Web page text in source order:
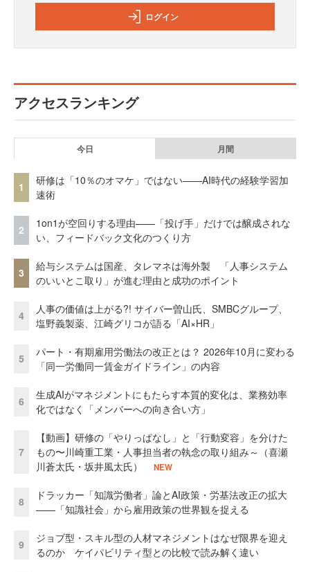
ログイン
アクセスランキング
今日 月間
1
研修は「10％のオマケ」ではない——AI時代の経験学習加
速術
2
1on1が空回りする理由——「投げ手」だけでは醸成されな
い、フィードバック文化のつくり方
3
給与システムは国産、タレマネは海外製 「人事システム
のいいとこ取り」が進む理由と成功のポイント
4
人事の価値は上がる?! サイバー曽山氏、SMBCグループ、
塩野義製薬、江崎グリコが語る「AI×HR」
5
パート・有期雇用労働法の改正とは？ 2026年10月に変わる
「同一労働同一賃金ガイドライン」の内容
6
生成AIがマネジメントにもたらす本質的変化は、業務効率
化ではなく「メンバーへの向き合い方」
7
【動画】研修の「やりっぱなし」と「行動変容」を分けた
もの〜川崎重工業・人事担当者の執念の取り組み～（喜瀬
川蒼太氏・坂井風太氏）
NEW
8
ドラッカー「知識労働者」論とAI政策・労基法改正の拡大
——「知識社会」から雇用政策の世界観を捉える
9
ジョブ型・スキル型の人材マネジメントはなぜ限界を迎え
るのか ケイパビリティ型との比較で読み解く違い